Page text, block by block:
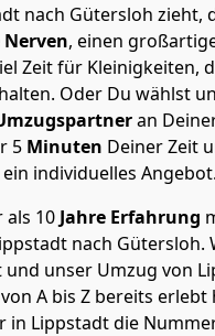
nach Gütersloh zieht,
, einen
Zeit für Kleinigkeiten,
Oder Du wählst
an
5 Minuten Deiner Zeit
individuelles Angebot.
als 10 Jahre Erfahrung
nach Gütersloh.
unser Umzug von
A bis Z bereits erlebt
in Lippstadt die